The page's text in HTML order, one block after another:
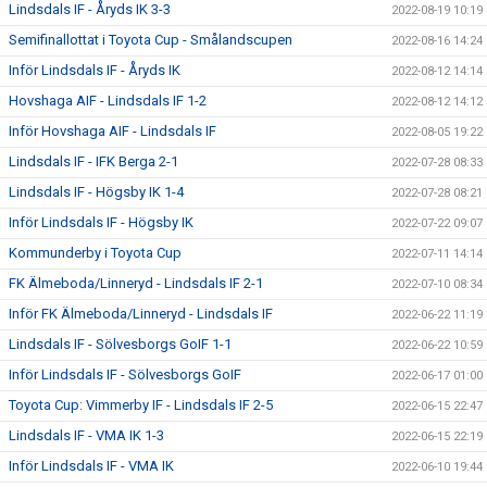
Lindsdals IF - Åryds IK 3-3 2022-08-19 10:19
Semifinallottat i Toyota Cup - Smålandscupen 2022-08-16 14:24
Inför Lindsdals IF - Åryds IK 2022-08-12 14:14
Hovshaga AIF - Lindsdals IF 1-2 2022-08-12 14:12
Inför Hovshaga AIF - Lindsdals IF 2022-08-05 19:22
Lindsdals IF - IFK Berga 2-1 2022-07-28 08:33
Lindsdals IF - Högsby IK 1-4 2022-07-28 08:21
Inför Lindsdals IF - Högsby IK 2022-07-22 09:07
Kommunderby i Toyota Cup 2022-07-11 14:14
FK Älmeboda/Linneryd - Lindsdals IF 2-1 2022-07-10 08:34
Inför FK Älmeboda/Linneryd - Lindsdals IF 2022-06-22 11:19
Lindsdals IF - Sölvesborgs GoIF 1-1 2022-06-22 10:59
Inför Lindsdals IF - Sölvesborgs GoIF 2022-06-17 01:00
Toyota Cup: Vimmerby IF - Lindsdals IF 2-5 2022-06-15 22:47
Lindsdals IF - VMA IK 1-3 2022-06-15 22:19
Inför Lindsdals IF - VMA IK 2022-06-10 19:44